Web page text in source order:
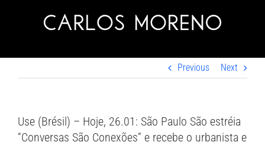
Previous Next
Use (Brésil) – Hoje, 26.01: São Paulo São estréia
“Conversas São Conexões” e recebe o urbanista e